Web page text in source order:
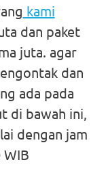
kami
dan paket
juta. agar
dan
ada pada
di bawah ini,
dengan jam
WIB